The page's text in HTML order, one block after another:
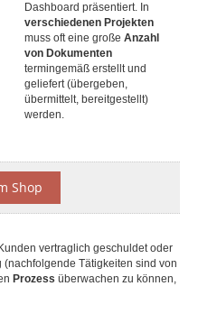
Dashboard präsentiert. In
verschiedenen Projekten
muss oft eine große Anzahl
von Dokumenten
termingemäß erstellt und
geliefert (übergeben,
übermittelt, bereitgestellt)
werden.
Shop
vertraglich geschuldet oder
(nachfolgende Tätigkeiten sind von
Prozess überwachen zu können,